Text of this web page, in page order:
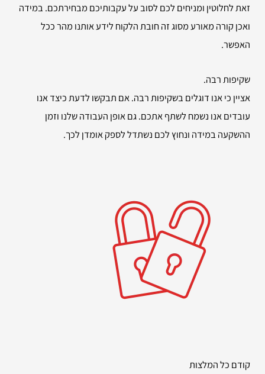
זאת לחלוטין ומניחים לכם לסוב על עקבותיכם מבחירתכם. במידה
ואכן קורה מאורע מסוג זה חובת הלקוח לידע אותנו מהר ככל
האפשר.
שקיפות רבה.
אציין כי אנו דוגלים בשקיפות רבה. אם תבקשו לדעת כיצד אנו
עובדים אנו נשמח לשתף אתכם. גם אופן העבודה שלנו וזמן
ההשקעה במידה ונחוץ לכם נשתדל לספק אומדן לכך.
קודם כל המלצות